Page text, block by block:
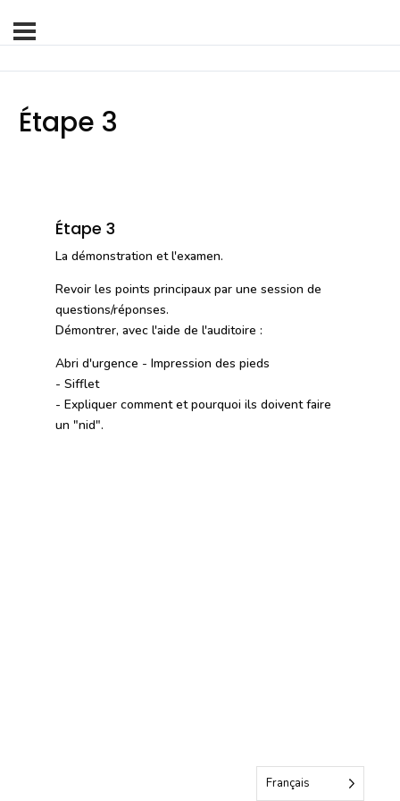
Étape 3
Étape 3
La démonstration et l'examen.
Revoir les points principaux par une session de
questions/réponses.
Démontrer, avec l'aide de l'auditoire :
Abri d'urgence - Impression des pieds
- Sifflet
- Expliquer comment et pourquoi ils doivent faire
un "nid".
Français